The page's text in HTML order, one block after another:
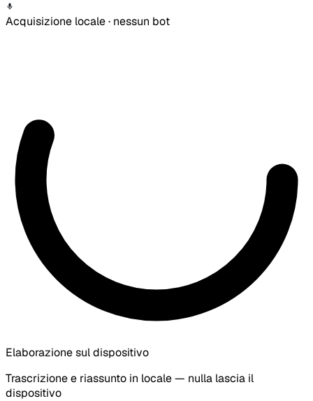
Acquisizione locale · nessun bot
Elaborazione sul dispositivo
Trascrizione e riassunto in locale — nulla lascia il
dispositivo